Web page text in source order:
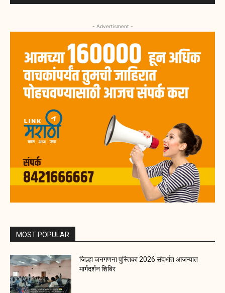
- Advertisment -
MOST POPULAR
जिल्हा जनगणना पुस्तिका 2026 संदर्भात आजऱ्यात
मार्गदर्शन शिबिर